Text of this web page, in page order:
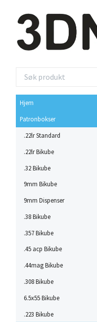
Hjem
Patronbokser
.22lr Standard
.22lr Bikube
.32 Bikube
9mm Bikube
9mm Dispenser
.38 Bikube
.357 Bikube
.45 acp Bikube
.44mag Bikube
.308 Bikube
6.5x55 Bikube
.223 Bikube